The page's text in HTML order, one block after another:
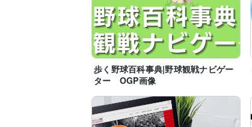
歩く野球百科事典|野球観戦ナビゲー
ター OGP画像